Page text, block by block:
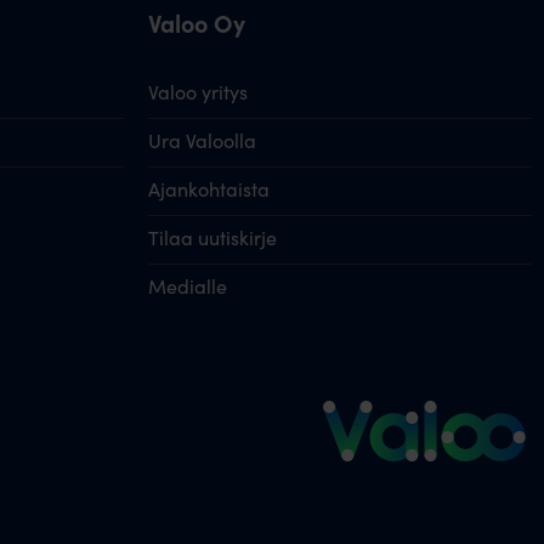
Valoo Oy
Valoo yritys
Ura Valoolla
Ajankohtaista
Tilaa uutiskirje
Medialle